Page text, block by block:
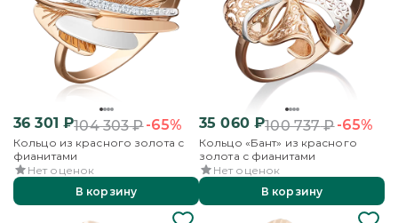
36 301 ₽104 303₽-65%
Кольцо из красного золота с
фианитами
Нет оценок
В корзину
35 060₽100 737₽-65%
Кольцо «Бант» из красного
золота с фианитами
Нет оценок
В корзину